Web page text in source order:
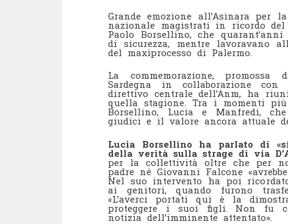
Grande emozione all’Asinara per
nazionale magistrati in ricordo
Paolo Borsellino, che
di sicurezza, mentre lavoravano
del maxiprocesso di Palermo.
La commemorazione,
Sardegna in collaborazione
direttivo centrale dell’Anm, ha
quella stagione. Tra i momenti
Borsellino, Lucia e Manfredi,
giudici e il valore ancora attuale
Lucia Borsellino ha parlato di
della verità sulla strage di via
per la collettività oltre che per
padre né Giovanni Falcone
Nel suo intervento ha poi
ai genitori, quando furono
«L’averci portati qui è la
proteggere i suoi figli. Non fu
notizia dell’imminente attentato».